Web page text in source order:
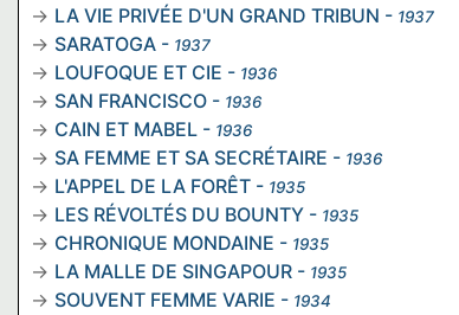
LA VIE PRIVÉE D'UN GRAND TRIBUN - 1937
SARATOGA - 1937
LOUFOQUE ET CIE - 1936
SAN FRANCISCO - 1936
CAIN ET MABEL - 1936
SA FEMME ET SA SECRÉTAIRE - 1936
L'APPEL DE LA FORÊT - 1935
LES RÉVOLTÉS DU BOUNTY - 1935
CHRONIQUE MONDAINE - 1935
LA MALLE DE SINGAPOUR - 1935
SOUVENT FEMME VARIE - 1934